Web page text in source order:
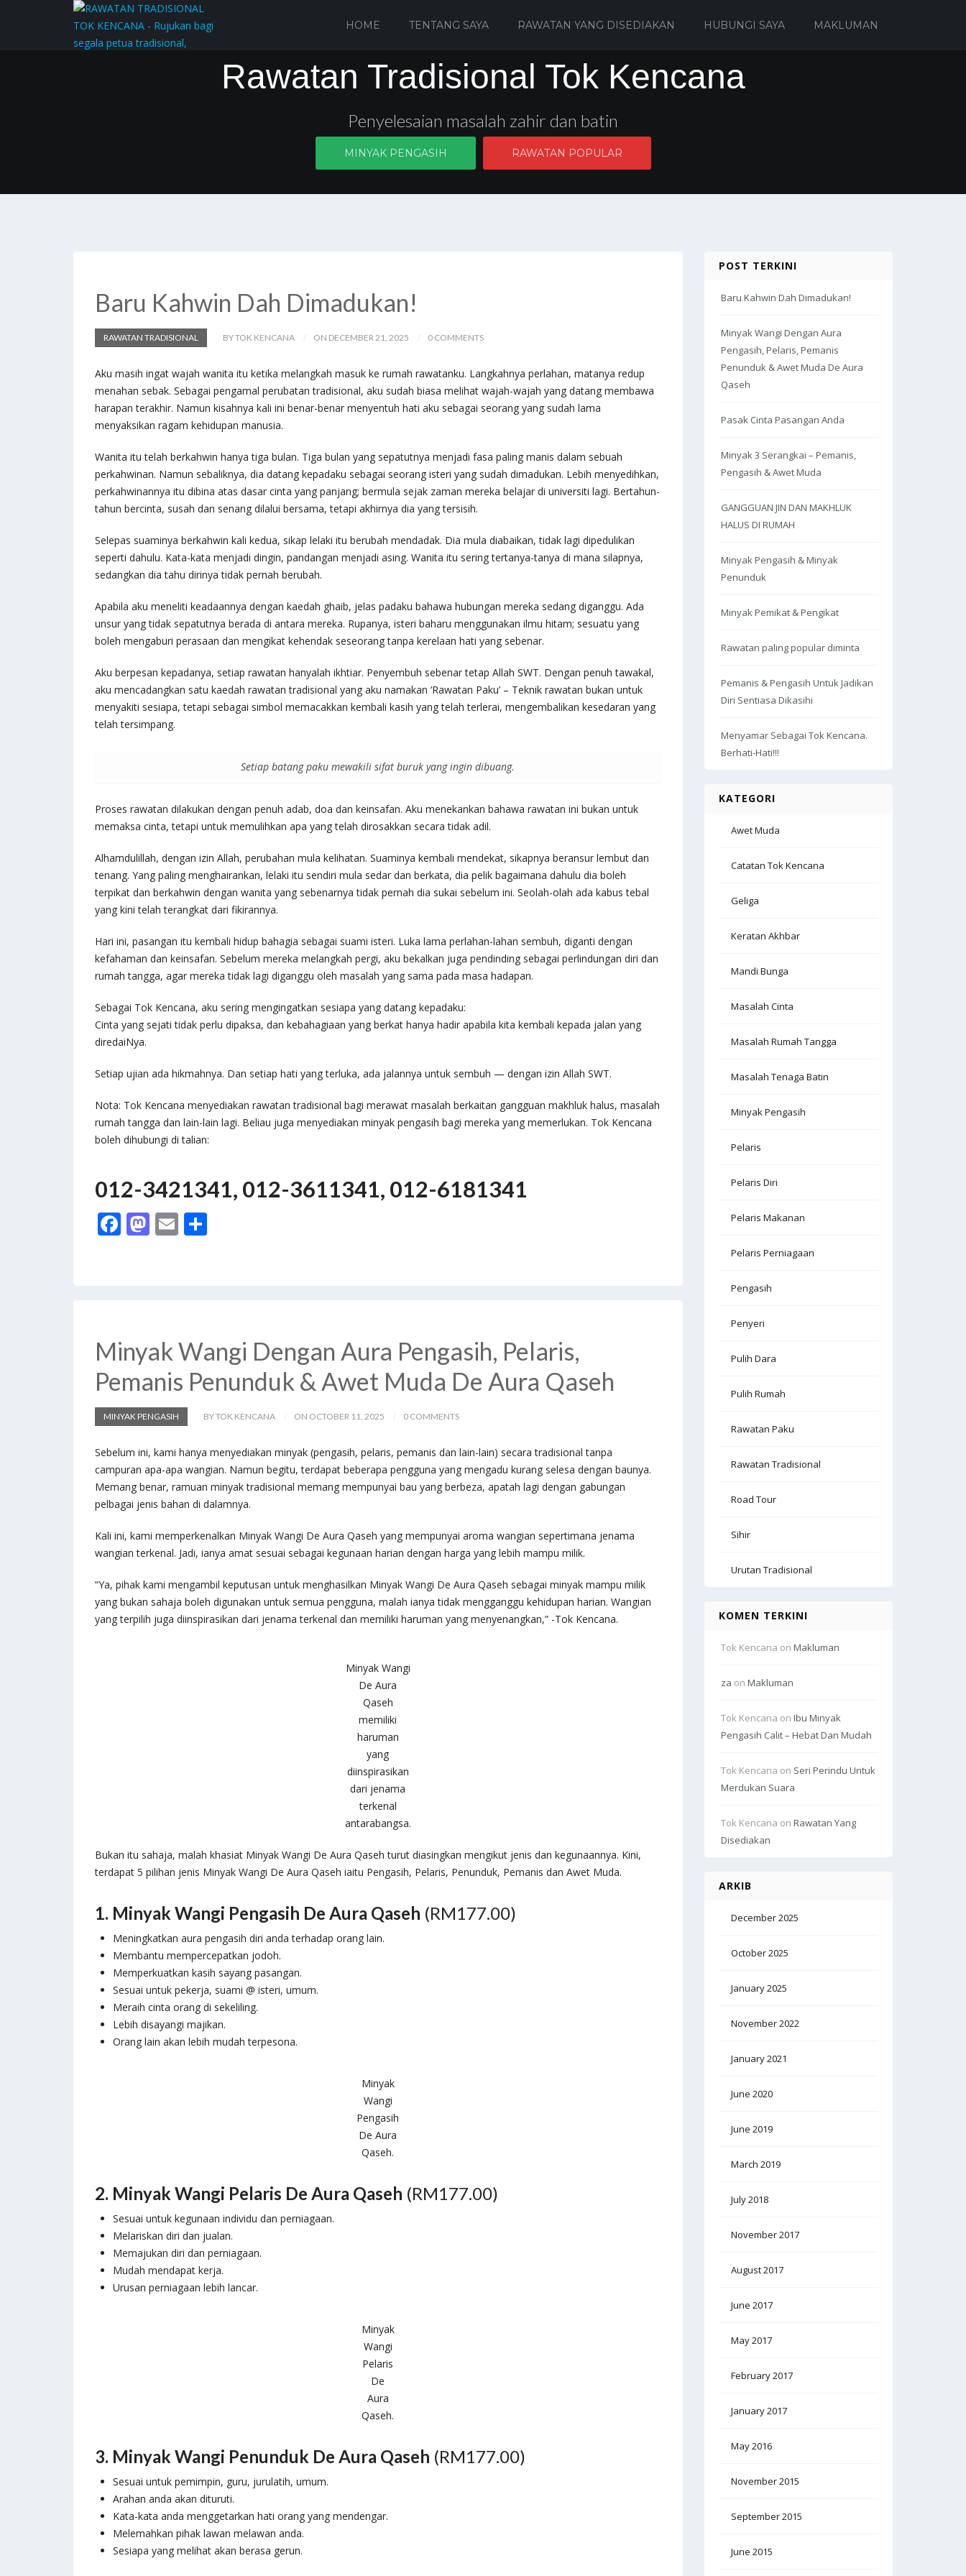
HOME TENTANG SAYA RAWATAN YANG DISEDIAKAN HUBUNGI SAYA MAKLUMAN
Rawatan Tradisional Tok Kencana
Penyelesaian masalah zahir dan batin
MINYAK PENGASIH RAWATAN POPULAR
Baru Kahwin Dah Dimadukan!
RAWATAN TRADISIONAL BY TOK KENCANA ON DECEMBER 21, 2025 0 COMMENTS
Aku masih ingat wajah wanita itu ketika melangkah masuk ke rumah rawatanku. Langkahnya perlahan, matanya redup
menahan sebak. Sebagai pengamal perubatan tradisional, aku sudah biasa melihat wajah-wajah yang datang membawa
harapan terakhir. Namun kisahnya kali ini benar-benar menyentuh hati aku sebagai seorang yang sudah lama
menyaksikan ragam kehidupan manusia.
Wanita itu telah berkahwin hanya tiga bulan. Tiga bulan yang sepatutnya menjadi fasa paling manis dalam sebuah
perkahwinan. Namun sebaliknya, dia datang kepadaku sebagai seorang isteri yang sudah dimadukan. Lebih menyedihkan,
perkahwinannya itu dibina atas dasar cinta yang panjang; bermula sejak zaman mereka belajar di universiti lagi. Bertahun-
tahun bercinta, susah dan senang dilalui bersama, tetapi akhirnya dia yang tersisih.
Selepas suaminya berkahwin kali kedua, sikap lelaki itu berubah mendadak. Dia mula diabaikan, tidak lagi dipedulikan
seperti dahulu. Kata-kata menjadi dingin, pandangan menjadi asing. Wanita itu sering tertanya-tanya di mana silapnya,
sedangkan dia tahu dirinya tidak pernah berubah.
Apabila aku meneliti keadaannya dengan kaedah ghaib, jelas padaku bahawa hubungan mereka sedang diganggu. Ada
unsur yang tidak sepatutnya berada di antara mereka. Rupanya, isteri baharu menggunakan ilmu hitam; sesuatu yang
boleh mengaburi perasaan dan mengikat kehendak seseorang tanpa kerelaan hati yang sebenar.
Aku berpesan kepadanya, setiap rawatan hanyalah ikhtiar. Penyembuh sebenar tetap Allah SWT. Dengan penuh tawakal,
aku mencadangkan satu kaedah rawatan tradisional yang aku namakan ‘Rawatan Paku’ – Teknik rawatan bukan untuk
menyakiti sesiapa, tetapi sebagai simbol memacakkan kembali kasih yang telah terlerai, mengembalikan kesedaran yang
telah tersimpang.
Setiap batang paku mewakili sifat buruk yang ingin dibuang.
Proses rawatan dilakukan dengan penuh adab, doa dan keinsafan. Aku menekankan bahawa rawatan ini bukan untuk
memaksa cinta, tetapi untuk memulihkan apa yang telah dirosakkan secara tidak adil.
Alhamdulillah, dengan izin Allah, perubahan mula kelihatan. Suaminya kembali mendekat, sikapnya beransur lembut dan
tenang. Yang paling menghairankan, lelaki itu sendiri mula sedar dan berkata, dia pelik bagaimana dahulu dia boleh
terpikat dan berkahwin dengan wanita yang sebenarnya tidak pernah dia sukai sebelum ini. Seolah-olah ada kabus tebal
yang kini telah terangkat dari fikirannya.
Hari ini, pasangan itu kembali hidup bahagia sebagai suami isteri. Luka lama perlahan-lahan sembuh, diganti dengan
kefahaman dan keinsafan. Sebelum mereka melangkah pergi, aku bekalkan juga pendinding sebagai perlindungan diri dan
rumah tangga, agar mereka tidak lagi diganggu oleh masalah yang sama pada masa hadapan.
Sebagai Tok Kencana, aku sering mengingatkan sesiapa yang datang kepadaku:
Cinta yang sejati tidak perlu dipaksa, dan kebahagiaan yang berkat hanya hadir apabila kita kembali kepada jalan yang
diredaiNya.
Setiap ujian ada hikmahnya. Dan setiap hati yang terluka, ada jalannya untuk sembuh — dengan izin Allah SWT.
Nota: Tok Kencana menyediakan rawatan tradisional bagi merawat masalah berkaitan gangguan makhluk halus, masalah
rumah tangga dan lain-lain lagi. Beliau juga menyediakan minyak pengasih bagi mereka yang memerlukan. Tok Kencana
boleh dihubungi di talian:
012-3421341, 012-3611341, 012-6181341
F
o
k
M
n
E
Minyak Wangi Dengan Aura Pengasih, Pelaris,
Pemanis Penunduk & Awet Muda De Aura Qaseh
MINYAK PENGASIH BY TOK KENCANA ON OCTOBER 11, 2025 0 COMMENTS
Sebelum ini, kami hanya menyediakan minyak (pengasih, pelaris, pemanis dan lain-lain) secara tradisional tanpa
campuran apa-apa wangian. Namun begitu, terdapat beberapa pengguna yang mengadu kurang selesa dengan baunya.
Memang benar, ramuan minyak tradisional memang mempunyai bau yang berbeza, apatah lagi dengan gabungan
pelbagai jenis bahan di dalamnya.
Kali ini, kami memperkenalkan Minyak Wangi De Aura Qaseh yang mempunyai aroma wangian sepertimana jenama
wangian terkenal. Jadi, ianya amat sesuai sebagai kegunaan harian dengan harga yang lebih mampu milik.
“Ya, pihak kami mengambil keputusan untuk menghasilkan Minyak Wangi De Aura Qaseh sebagai minyak mampu milik
yang bukan sahaja boleh digunakan untuk semua pengguna, malah ianya tidak mengganggu kehidupan harian. Wangian
yang terpilih juga diinspirasikan dari jenama terkenal dan memiliki haruman yang menyenangkan,” -Tok Kencana.
Minyak Wangi
De Aura
Qaseh
memiliki
haruman
yang
diinspirasikan
dari jenama
terkenal
antarabangsa.
Bukan itu sahaja, malah khasiat Minyak Wangi De Aura Qaseh turut diasingkan mengikut jenis dan kegunaannya. Kini,
terdapat 5 pilihan jenis Minyak Wangi De Aura Qaseh iaitu Pengasih, Pelaris, Penunduk, Pemanis dan Awet Muda.
1. Minyak Wangi Pengasih De Aura Qaseh (RM177.00)
Meningkatkan aura pengasih diri anda terhadap orang lain.
Membantu mempercepatkan jodoh.
Memperkuatkan kasih sayang pasangan.
Sesuai untuk pekerja, suami @ isteri, umum.
Meraih cinta orang di sekeliling.
Lebih disayangi majikan.
Orang lain akan lebih mudah terpesona.
Minyak
Wangi
Pengasih
De Aura
Qaseh.
2. Minyak Wangi Pelaris De Aura Qaseh (RM177.00)
Sesuai untuk kegunaan individu dan perniagaan.
Melariskan diri dan jualan.
Memajukan diri dan perniagaan.
Mudah mendapat kerja.
Urusan perniagaan lebih lancar.
Minyak
Wangi
Pelaris
De
Aura
Qaseh.
3. Minyak Wangi Penunduk De Aura Qaseh (RM177.00)
Sesuai untuk pemimpin, guru, jurulatih, umum.
Arahan anda akan dituruti.
Kata-kata anda menggetarkan hati orang yang mendengar.
Melemahkan pihak lawan melawan anda.
Sesiapa yang melihat akan berasa gerun.
POST TERKINI
Baru Kahwin Dah Dimadukan!
Minyak Wangi Dengan Aura
Pengasih, Pelaris, Pemanis
Penunduk & Awet Muda De Aura
Qaseh
Pasak Cinta Pasangan Anda
Minyak 3 Serangkai – Pemanis,
Pengasih & Awet Muda
GANGGUAN JIN DAN MAKHLUK
HALUS DI RUMAH
Minyak Pengasih & Minyak
Penunduk
Minyak Pemikat & Pengikat
Rawatan paling popular diminta
Pemanis & Pengasih Untuk Jadikan
Diri Sentiasa Dikasihi
Menyamar Sebagai Tok Kencana.
Berhati-Hati!!!
KATEGORI
Awet Muda
Catatan Tok Kencana
Geliga
Keratan Akhbar
Mandi Bunga
Masalah Cinta
Masalah Rumah Tangga
Masalah Tenaga Batin
Minyak Pengasih
Pelaris
Pelaris Diri
Pelaris Makanan
Pelaris Perniagaan
Pengasih
Penyeri
Pulih Dara
Pulih Rumah
Rawatan Paku
Rawatan Tradisional
Road Tour
Sihir
Urutan Tradisional
KOMEN TERKINI
Tok Kencana on Makluman
za on Makluman
Tok Kencana on Ibu Minyak
Pengasih Calit – Hebat Dan Mudah
Tok Kencana on Seri Perindu Untuk
Merdukan Suara
Tok Kencana on Rawatan Yang
Disediakan
ARKIB
December 2025
October 2025
January 2025
November 2022
January 2021
June 2020
June 2019
March 2019
July 2018
November 2017
August 2017
June 2017
May 2017
February 2017
January 2017
May 2016
November 2015
September 2015
June 2015